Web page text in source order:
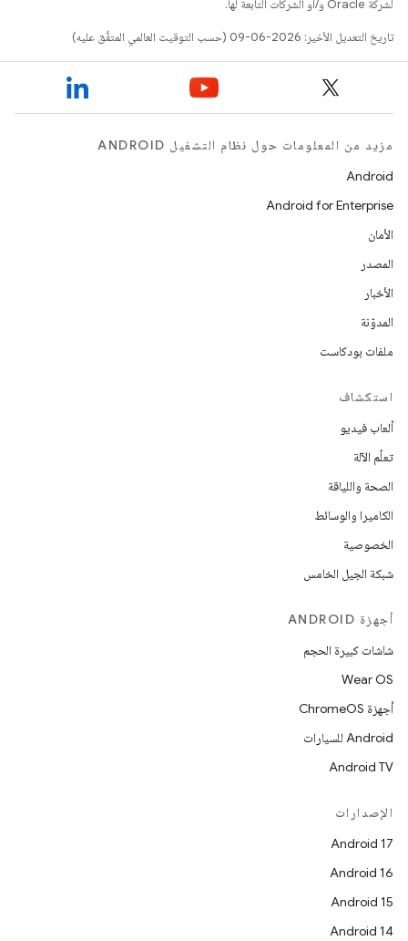
لشركة Oracle و/أو الشركات التابعة لها.
تاريخ التعديل الأخير: 2026-06-09 (حسب التوقيت العالمي المتفَّق عليه)
مزيد من المعلومات حول نظام التشغيل ANDROID
Android
Android for Enterprise
الأمان
المصدر
الأخبار
المدوّنة
ملفات بودكاست
استكشاف
ألعاب فيديو
تعلُم الآلة
الصحة واللياقة
الكاميرا والوسائط
الخصوصية
شبكة الجيل الخامس
أجهزة ANDROID
شاشات كبيرة الحجم
Wear OS
أجهزة ChromeOS
Android للسيارات
Android TV
الإصدارات
Android 17
Android 16
Android 15
Android 14